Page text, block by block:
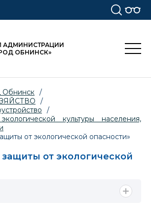
АДМИНИСТРАЦИИ
ОБНИНСК»
Обнинск /
/
/
культуры населения,
от экологической опасности»
от экологической